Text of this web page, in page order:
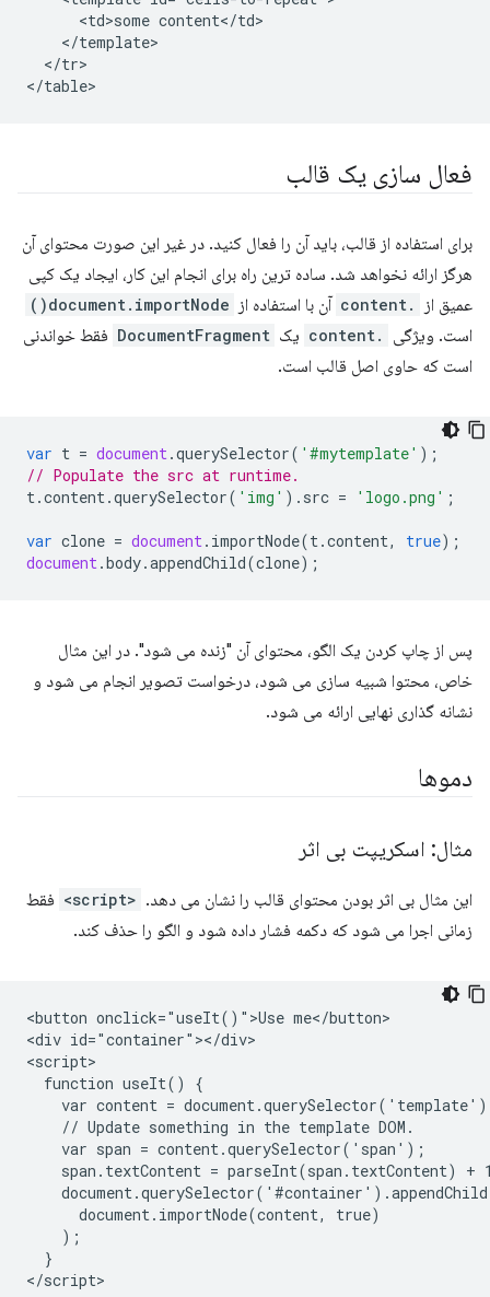
      <td>some content</td>
    </template>
  </tr>
فعال سازی یک قالب
برای استفاده از قالب، باید آن را فعال کنید. در غیر این صورت محتوای آن
هرگز ارائه نخواهد شد. ساده ترین راه برای انجام این کار، ایجاد یک کپی
عمیق از
.content آن با استفاده از document.importNode()
است. ویژگی .content یک DocumentFragment فقط خواندنی
است که حاوی اصل قالب است.
var t = document.querySelector( '#mytemplate' );
// Populate the src at runtime.
t.content.querySelector( 'img' ). src = 'logo.png' ;
var clone = document. importNode(t.content, true);
document.body.appendChild(clone);
پس از چاپ کردن یک الگو، محتوای آن "زنده می شود". در این مثال
خاص، محتوا شبیه سازی می شود، درخواست تصویر انجام می شود و
نشانه گذاری نهایی ارائه می شود.
دموها
مثال: اسکریپت بی اثر
این مثال بی اثر بودن محتوای قالب را نشان می دهد. <script>
فقط
زمانی اجرا می شود که دکمه فشار داده شود و الگو را حذف کند.
<button onclick="useIt()">Use me</button>
<div id="container"></div>
<script>
  function useIt() {
var content =
    // Update something in the template DOM.
    var span = content.querySelector('span');
span.textContent = parseInt(span.textContent) +
      document.importNode(content, true)
    );
  }
</script>